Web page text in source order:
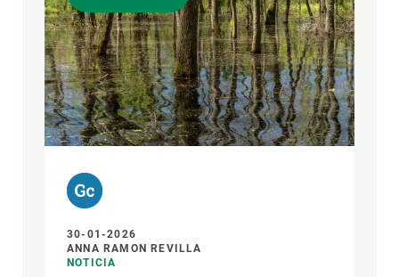
30-01-2026
ANNA RAMON REVILLA
NOTICIA